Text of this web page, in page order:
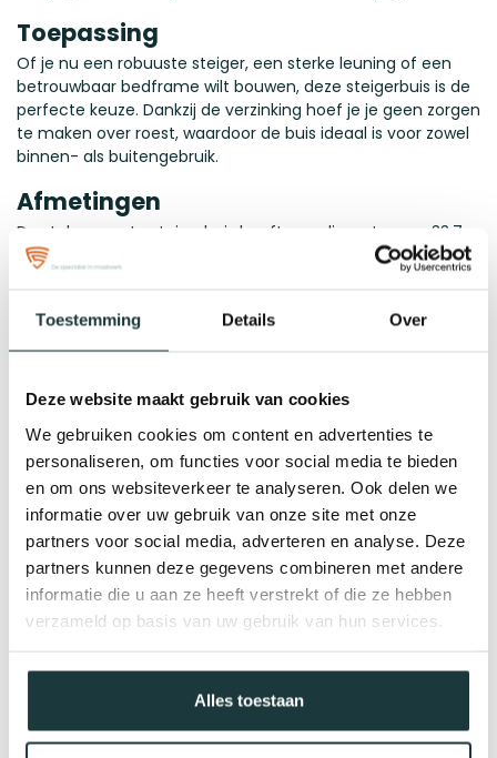
Toestemming Details Over
Deze website maakt gebruik van cookies
We gebruiken cookies om content en advertenties te
personaliseren, om functies voor social media te bieden
en om ons websiteverkeer te analyseren. Ook delen we
informatie over uw gebruik van onze site met onze
partners voor social media, adverteren en analyse. Deze
partners kunnen deze gegevens combineren met andere
informatie die u aan ze heeft verstrekt of die ze hebben
verzameld op basis van uw gebruik van hun services.
Alles toestaan
Toepassing
Of je nu een robuuste steiger, een sterke leuning of een
betrouwbaar bedframe wilt bouwen, deze steigerbuis is de
perfecte keuze. Dankzij de verzinking hoef je je geen zorgen
te maken over roest, waardoor de buis ideaal is voor zowel
binnen- als buitengebruik.
Afmetingen
De stalen zwarte steigerbuis heeft een diameter van 33.7
mm met een wanddikte van 2.65 mm. Om jouw project
volledig te laten slagen bieden wij al onze stalen zwarte
bovenstaande configurator aan welke afmeting je wenst
en wij zagen dezegratis
project af te maken kun je ook eens kijken bij onze
Samen met onze andere diameters stalen verzinkte
steigerbuizen zijn de toepassingen eindeloos:
Ø48.3
Ø42.4
Ø33.7
Ø26.9
ook eens bij onzeverzinkte steigerbuizen!
De steigerbuis zwart heeft een hoge mate van